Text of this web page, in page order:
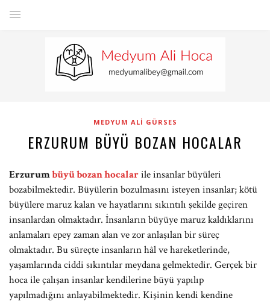
MEDYUM ALI GÜRSES
ERZURUM BÜYÜ BOZAN HOCALAR
Erzurumbüyü bozan hocalarile insanlar büyüleri
bozabilmektedir. Büyülerin bozulmasını isteyen insanlar; kötü
büyülere maruz kalan ve hayatlarını sıkıntılı şekilde geçiren
insanlardan olmaktadır. İnsanların büyüye maruz kaldıklarını
anlamaları epey zaman alan ve zor anlaşılan bir süreç
olmaktadır. Bu süreçte insanların hâl ve hareketlerinde,
yaşamlarında ciddi sıkıntılar meydana gelmektedir. Gerçek bir
hoca ile çalışan insanlar kendilerine büyü yapılıp
yapılmadığını anlayabilmektedir. Kişinin kendi kendine